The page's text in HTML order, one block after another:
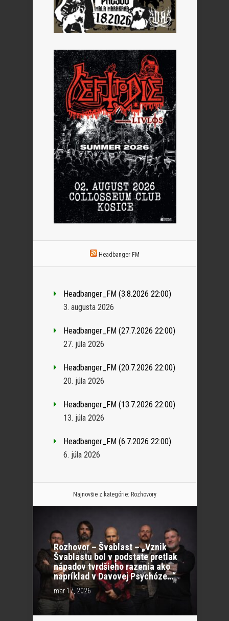
Headbanger FM
Headbanger_FM (3.8.2026 22:00)
3. augusta 2026
Headbanger_FM (27.7.2026 22:00)
27. júla 2026
Headbanger_FM (20.7.2026 22:00)
20. júla 2026
Headbanger_FM (13.7.2026 22:00)
13. júla 2026
Headbanger_FM (6.7.2026 22:00)
6. júla 2026
Najnovšie z kategórie: Rozhovory
Rozhovor – Švablast – „Vznik
Švablastu bol v podstate pretlak
nápadov tvrdšieho razenia ako
napríklad v Davovej Psychóze…“
mar 17, 2026